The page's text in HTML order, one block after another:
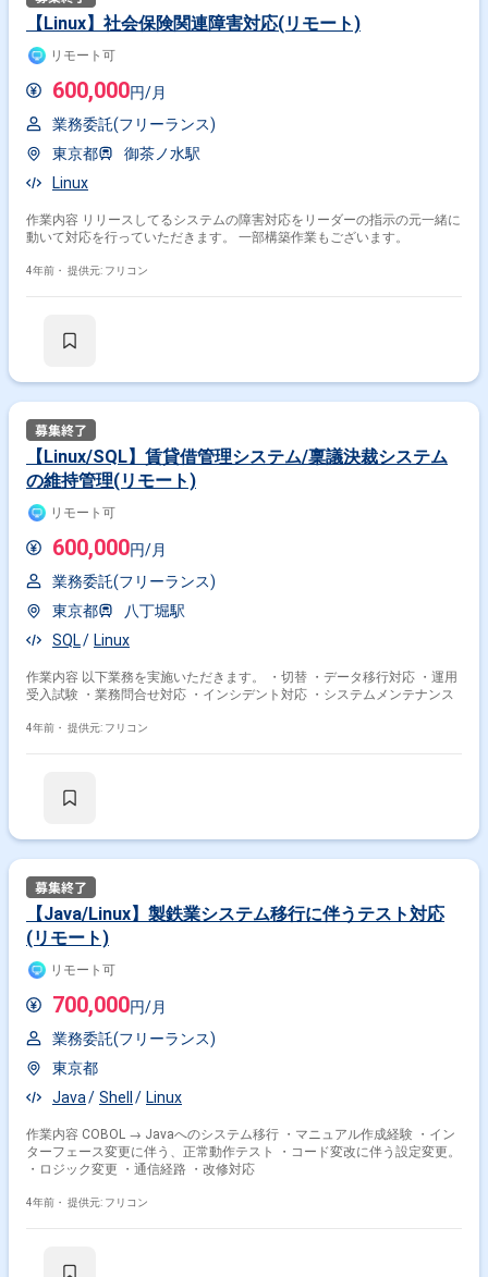
【Linux】社会保険関連障害対応(リモート)
リモート可
600,000円/月
業務委託(フリーランス)
東京都
御茶ノ水駅
Linux
作業内容 リリースしてるシステムの障害対応をリーダーの指示の元一緒に
動いて対応を行っていただきます。 一部構築作業もございます。
4年前・ 提供元: フリコン
【Linux/SQL】賃貸借管理システム/稟議決裁システム
の維持管理(リモート)
リモート可
600,000円/月
業務委託(フリーランス)
東京都
八丁堀駅
SQL
Linux
作業内容 以下業務を実施いただきます。 ・切替 ・データ移行対応 ・運用
受入試験 ・業務問合せ対応 ・インシデント対応 ・システムメンテナンス
4年前・ 提供元: フリコン
【Java/Linux】製鉄業システム移行に伴うテスト対応
(リモート)
リモート可
700,000円/月
業務委託(フリーランス)
東京都
Java
Shell Linux
作業内容 COBOL → Javaへのシステム移行 ・マニュアル作成経験 ・イン
ターフェース変更に伴う、正常動作テスト ・コード変改に伴う設定変更。
・ロジック変更 ・通信経路 ・改修対応
4年前・ 提供元: フリコン
その他の条件で検索する
その他開発言語・スキルから探す
インフラエンジニア
サーバーサイドエンジニア
サーバーエンジニア